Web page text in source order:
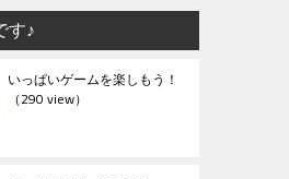
す♪
いっぱいゲームを楽しもう！
（290 view）